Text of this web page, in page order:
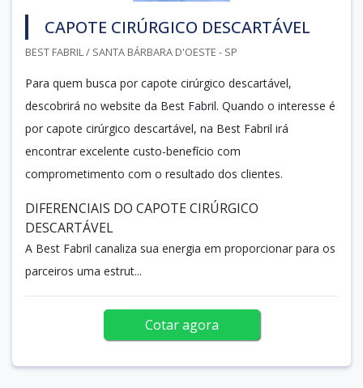
CAPOTE CIRÚRGICO DESCARTÁVEL
BEST FABRIL / SANTA BÁRBARA D'OESTE - SP
Para quem busca por capote cirúrgico descartável,
descobrirá no website da Best Fabril. Quando o interesse é
por capote cirúrgico descartável, na Best Fabril irá
encontrar excelente custo-benefício com
comprometimento com o resultado dos clientes.
DIFERENCIAIS DO CAPOTE CIRÚRGICO
DESCARTÁVEL
A Best Fabril canaliza sua energia em proporcionar para os
parceiros uma estrut...
Cotar agora